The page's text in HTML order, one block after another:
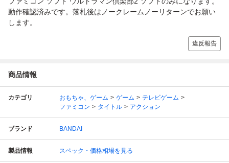
動作確認済みです。落札後はノークレームノーリターンでお願い
します。
違反報告
商品情報
カテゴリ おもちゃ、ゲーム ゲーム
テレビゲーム
ファミコン
タイトル アクション
ブランド BANDAI
製品情報 スペック・価格相場を見る